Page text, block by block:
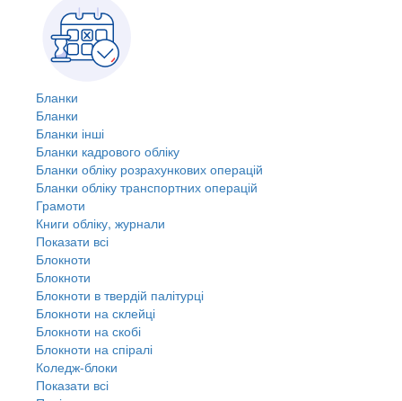
Бланки
Бланки
Бланки інші
Бланки кадрового обліку
Бланки обліку розрахункових операцій
Бланки обліку транспортних операцій
Грамоти
Книги обліку, журнали
Показати всі
Блокноти
Блокноти
Блокноти в твердій палітурці
Блокноти на склейці
Блокноти на скобі
Блокноти на спіралі
Коледж-блоки
Показати всі